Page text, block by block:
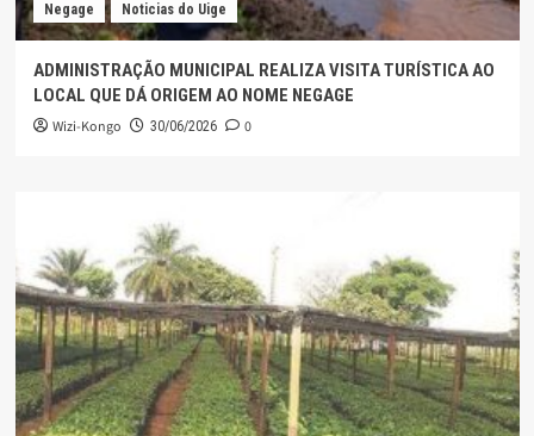
Negage Noticias do Uige
ADMINISTRAÇÃO MUNICIPAL REALIZA VISITA TURÍSTICA AO
LOCAL QUE DÁ ORIGEM AO NOME NEGAGE
Wizi-Kongo 30/06/2026 0